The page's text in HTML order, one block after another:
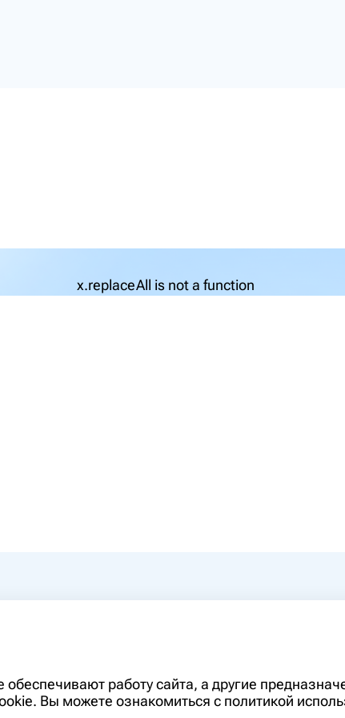
x.replaceAll is not a function
Информация, представленная на
диагностики и лечения и не может
необходимо ознакомиться с
работу сайта, а другие
Вы можете ознакомиться с политикой